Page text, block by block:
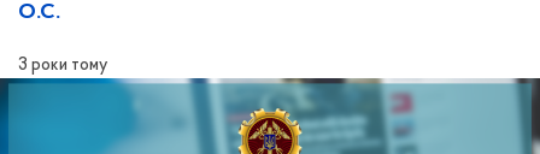
О.С.
3 роки тому